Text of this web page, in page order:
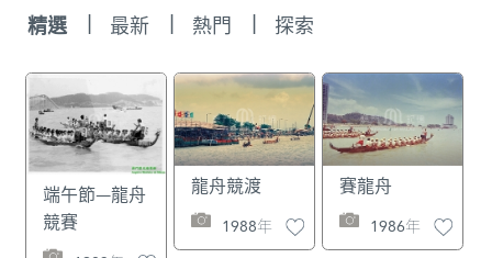
究，法不勝設。故此張鳴岡
提出：“為地方弭隱憂則必
得也。”也就是說要在保證
澳門與廣州貿易正常進行的
情況下，嚴格加強廣東政府
對澳門的管理。《明神宗實
錄》卷509，萬曆四十一年
精選 最新 熱門 探索
端午節—龍舟
競賽
龍舟競渡
1988年
賽龍舟
1986年